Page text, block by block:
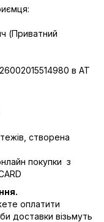
(Приватний
в АТ
створена
покупки з
оплатити
доставки візьмуть